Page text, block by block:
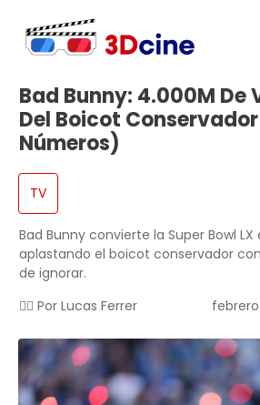
Bad Bunny: 4.000M De
Del Boicot
Números)
TV
Bad Bunny convierte la Super Bowl
aplastando el boicot conservador
de ignorar.
✍🏻 Por Lucas Ferrer febrero